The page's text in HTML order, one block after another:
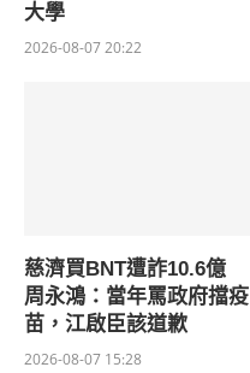
大學
2026-08-07 20:22
慈濟買BNT遭詐10.6億
周永鴻：當年罵政府擋疫
苗，江啟臣該道歉
2026-08-07 15:28